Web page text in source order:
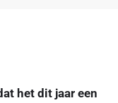
het dit jaar een